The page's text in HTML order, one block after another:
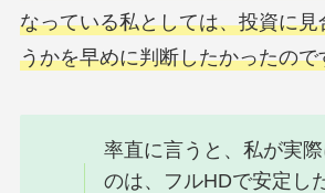
なっている私としては、投資に
うかを早めに判断したかったので
率直に言うと、私が実
のは、フルHDで安定し